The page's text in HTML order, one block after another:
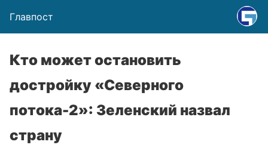
Главпост
Кто может остановить
достройку «Северного
потока-2»: Зеленский назвал
страну